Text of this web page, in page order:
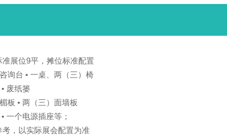
准展位9平，摊位标准配置
询台 • 一桌、两（三）椅
废纸篓
板 • 两（三）面墙板
一个电源插座等；
考，以实际展会配置为准